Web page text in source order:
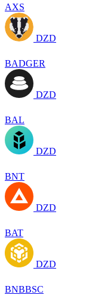
AXS
DZD
BADGER
DZD
BAL
DZD
BNT
DZD
BAT
DZD
BNBBSC